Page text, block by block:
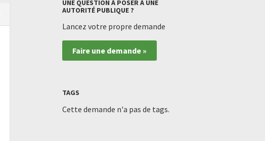
UNE QUESTION À POSER À UNE
AUTORITÉ PUBLIQUE ?
Lancez votre propre demande
Faire une demande »
TAGS
Cette demande n'a pas de tags.